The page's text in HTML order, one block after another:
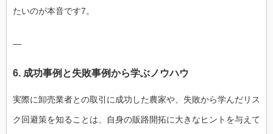
たいのが本音です7。
—
6. 成功事例と失敗事例から学ぶノウハウ
実際に卸売業者との取引に成功した農家や、失敗から学んだリス
ク回避策を知ることは、自身の販路開拓に大きなヒントを与えて